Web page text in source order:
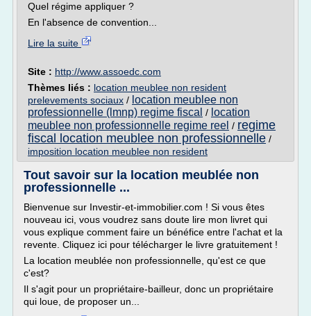
Quel régime appliquer ?
En l'absence de convention...
Lire la suite
Site : http://www.assoedc.com
Thèmes liés : location meublee non resident
prelevements sociaux / location meublee non
professionnelle (lmnp) regime fiscal / location
meublee non professionnelle regime reel / regime
fiscal location meublee non professionnelle /
imposition location meublee non resident
Tout savoir sur la location meublée non
professionnelle ...
Bienvenue sur Investir-et-immobilier.com ! Si vous êtes
nouveau ici, vous voudrez sans doute lire mon livret qui
vous explique comment faire un bénéfice entre l'achat et la
revente. Cliquez ici pour télécharger le livre gratuitement !
La location meublée non professionnelle, qu'est ce que
c'est?
Il s'agit pour un propriétaire-bailleur, donc un propriétaire
qui loue, de proposer un...